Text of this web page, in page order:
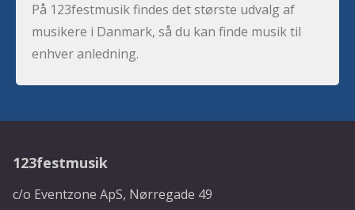
På 123festmusik findes det største udvalg af
musikere i Danmark, så du kan finde musik til
enhver anledning.
123festmusik
c/o Eventzone ApS, Nørregade 49